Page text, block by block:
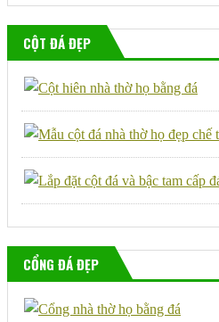
CỘT ĐÁ ĐẸP
CỔNG ĐÁ ĐẸP